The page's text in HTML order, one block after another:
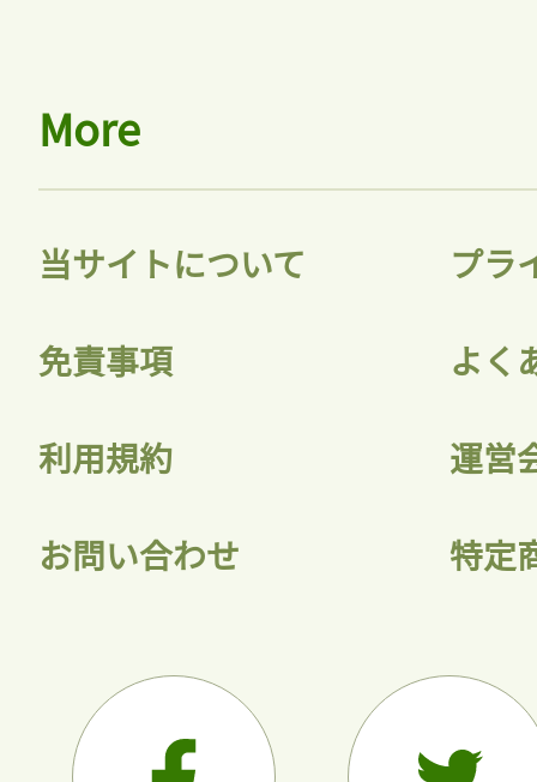
会員登録
More
当サイトについて プラ
免責事項 よく
利用規約 運営
お問い合わせ 特定